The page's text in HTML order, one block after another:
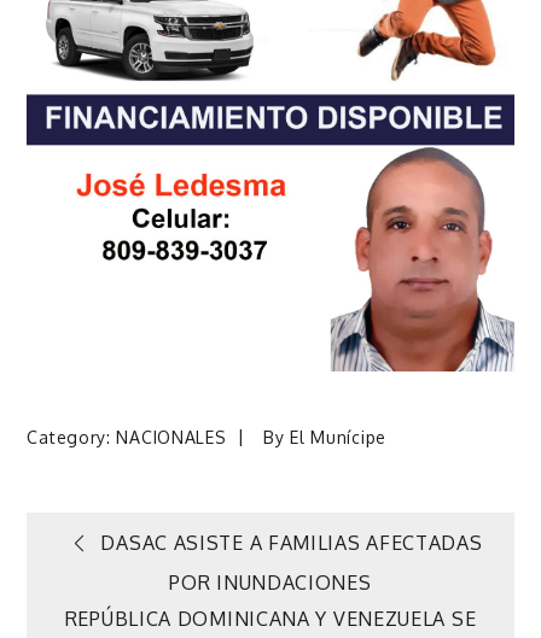
Category:NACIONALES ByEl Munícipe
Navegación
de
DASAC ASISTE A FAMILIAS AFECTADAS
POR INUNDACIONES
REPÚBLICA DOMINICANA Y VENEZUELA SE